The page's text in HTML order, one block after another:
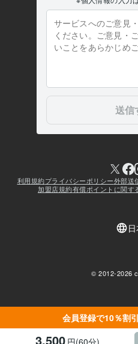
会員登録で10％割
3,500 円(60分)